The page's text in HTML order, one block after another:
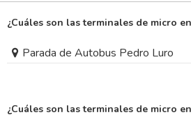
¿Cuáles son las terminales de micro
Parada de Autobus Pedro Luro
¿Cuáles son las terminales de micro